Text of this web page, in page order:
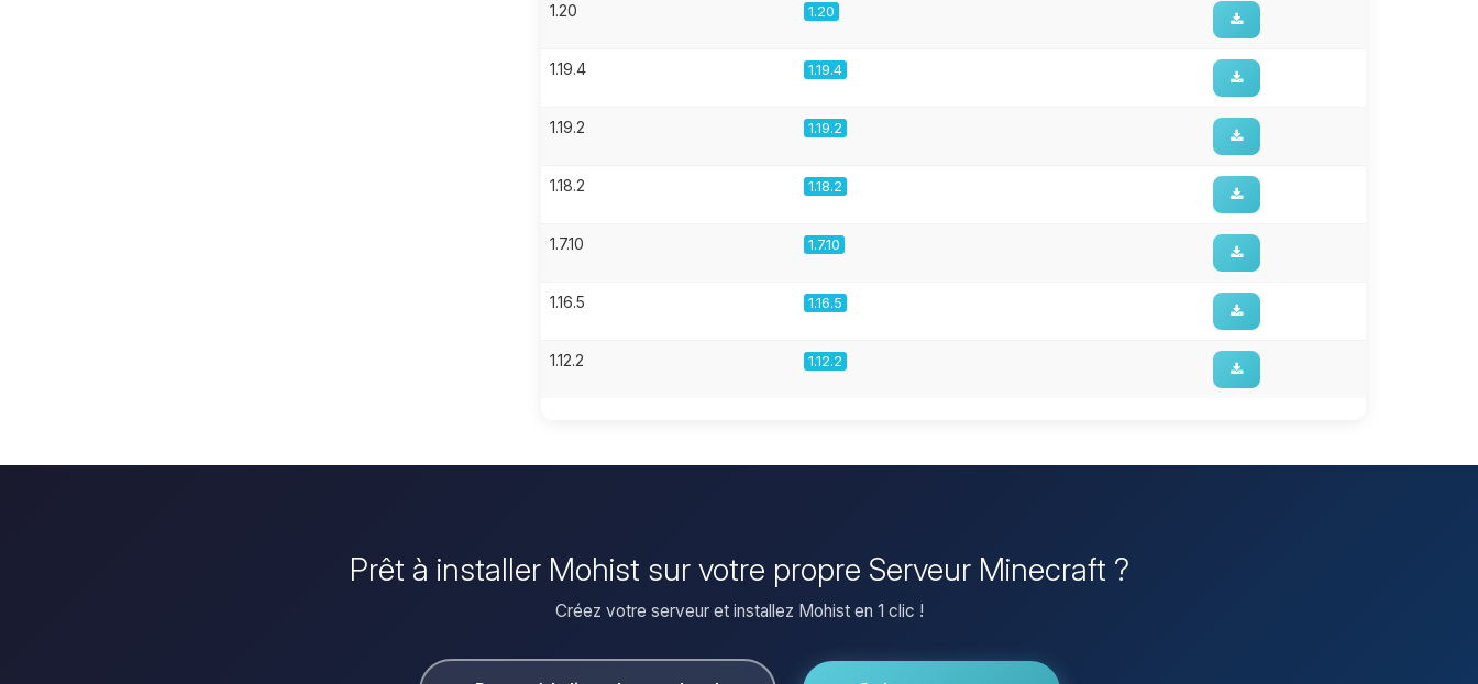
1.20 1.20
1.19.4 1.19.4
1.19.2 1.19.2
1.18.2 1.18.2
1.7.10 1.7.10
1.16.5 1.16.5
1.12.2 1.12.2
Prêt à installer Mohist sur votre propre Serveur Minecraft ?
Créez votre serveur et installez Mohist en 1 clic !